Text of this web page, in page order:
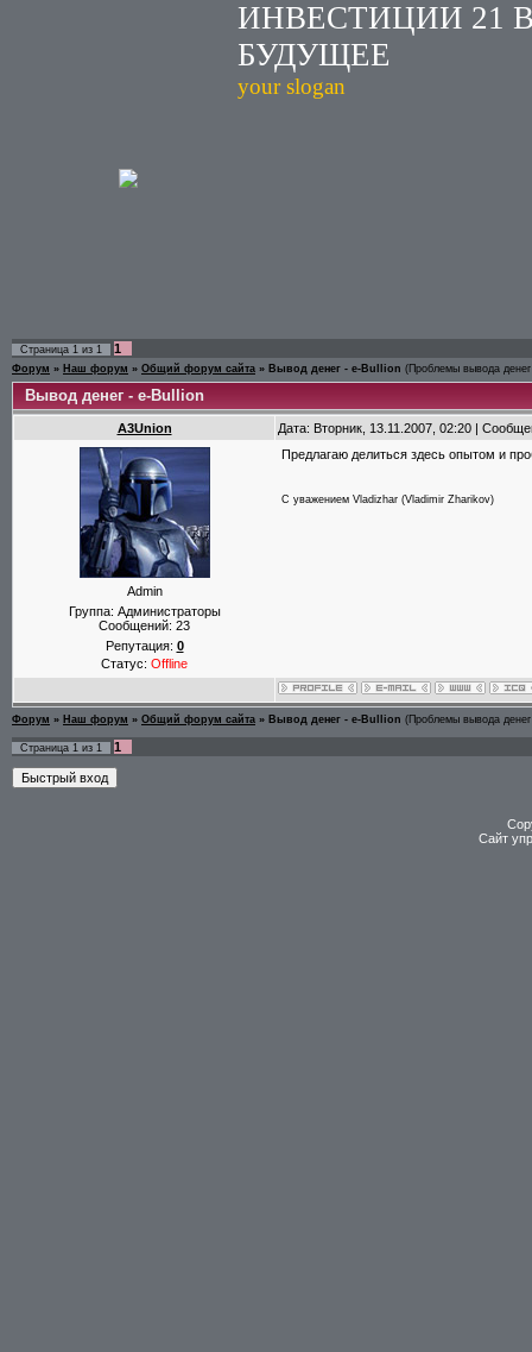
ИНВЕСТИЦИИ 21
БУДУЩЕЕ
your slogan
Страница 1 из 1 1
Форум » Наш форум » Общий форум сайта » Вывод денег - e-Bullion (Проблемы вывода
Вывод денег - e-Bullion
A3Union Дата: Вторник, 13.11.2007, 02:20 |
Admin
Группа: Администраторы
Сообщений: 23
Репутация: 0
Статус: Offline
Предлагаю делиться здесь опытом и
C уважением Vladizhar (Vladimir Zharikov)
Форум » Наш форум » Общий форум сайта » Вывод денег - e-Bullion (Проблемы вывода
Страница 1 из 1 1
Сайт